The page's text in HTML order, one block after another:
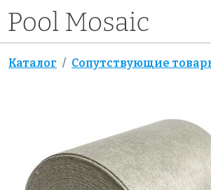
Каталог Сопутствующие